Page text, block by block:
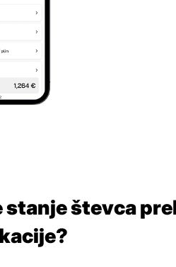
stanje števca